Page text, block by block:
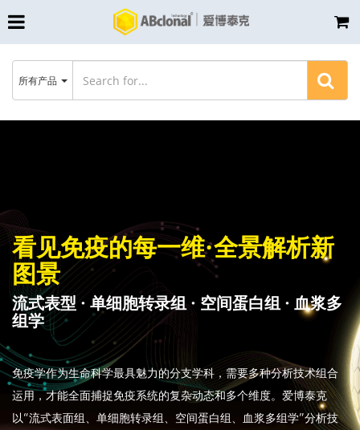
看见免疫的每一维·全景解析新
图景
流式表型 · 单细胞转录组 · 空间蛋白组 · 血浆多
组学
免疫学作为生命科学最具魅力的分支学科，需要多种分析技术组合
运用，才能全面捕捉免疫系统的复杂动态和多个维度。爱博泰克
以“流式表面组、单细胞转录组、空间蛋白组、血浆多组学”分析技
所有产品